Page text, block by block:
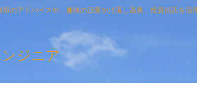
のアドバイスや、趣味の源泉かけ流し温泉、投資信託を活
ジニア